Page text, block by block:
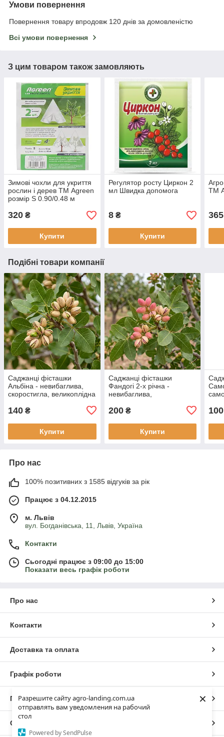
Разрешите сайту agro-landing.com.ua
отправлять вам уведомления на рабочий
стол
Powered by SendPulse
×
Умови повернення
Повернення товару впродовж 120 днів за домовленістю
Всі умови повернення
З цим товаром також замовляють
Зимові чохли для укриття
рослин і дерев ТМ Agreen
розмір S 0.90/0.48 м
320 ₴
Купити
Регулятор росту Циркон 2
мл Швидка допомога
8₴
Купити
ТМ
365
Подібні товари компанії
Саджанці фісташки
Альбіна - невибаглива,
скоростигла, великоплідна
140 ₴
Купити
Саджанці фісташки
Фандогі 2-х річна -
невибаглива,
крупноплідна
200₴
Купити
100
Про нас
100% позитивних з 1585 відгуків за рік
Працює з 04.12.2015
м. Львів
вул. Богданівська, 11, Львів, Україна
Контакти
Сьогодні працює з 09:00 до 15:00
Показати весь графік роботи
Про нас
Контакти
Доставка та оплата
Графік роботи
Повна версія сайту
Сайт створено на маркетплейсі